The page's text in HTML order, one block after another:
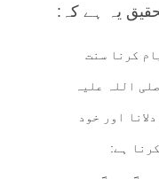
یہ ہے کہ:
کرنا سنت
اللہ علیہ
اور خود
ہے: